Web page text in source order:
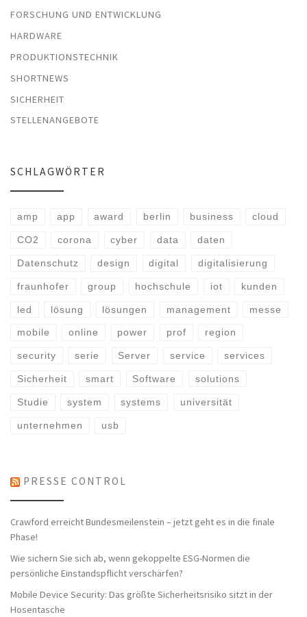
FORSCHUNG UND ENTWICKLUNG
HARDWARE
PRODUKTIONSTECHNIK
SHORTNEWS
SICHERHEIT
STELLENANGEBOTE
SCHLAGWÖRTER
amp app award berlin business cloud
CO2 corona cyber data daten
Datenschutz design digital digitalisierung
fraunhofer group hochschule iot kunden
led lösung lösungen management messe
mobile online power prof region
security serie Server service services
Sicherheit smart Software solutions
Studie system systems universität
unternehmen usb
PRESSE CONTROL
Crawford erreicht Bundesmeilenstein – jetzt geht es in die finale
Phase!
Wie sichern Sie sich ab, wenn gekoppelte ESG-Normen die
persönliche Einstandspflicht verschärfen?
Mobile Device Security: Das größte Sicherheitsrisiko sitzt in der
Hosentasche